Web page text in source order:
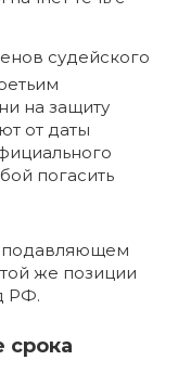
судейского
на защиту
от даты
погасить
подавляющем
же позиции
РФ.
срока